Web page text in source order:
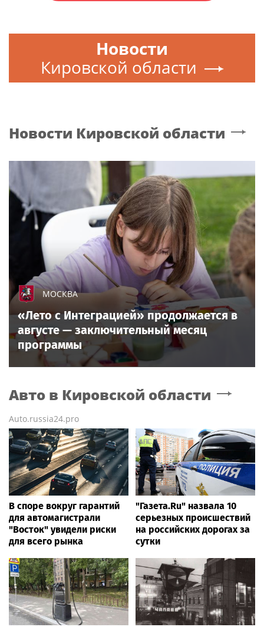
Новости
Кировской области
Новости Кировской области
МОСКВА
«Лето с Интеграцией» продолжается в
августе — заключительный месяц
программы
Авто в Кировской области
Auto.russia24.pro
В споре вокруг гарантий
для автомагистрали
"Восток" увидели риски
для всего рынка
"Газета.Ru" назвала 10
серьезных происшествий
на российских дорогах за
сутки